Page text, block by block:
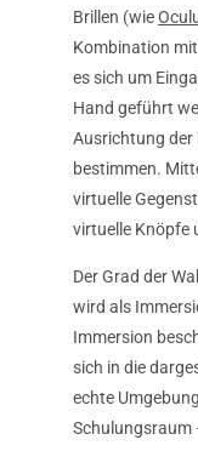
Brillen (wie
Kombination mit
es sich um
Hand geführt
Ausrichtung der
bestimmen.
virtuelle
virtuelle Knöpfe
Der Grad der
wird als
Immersion
sich in die
echte
Schulungsraum